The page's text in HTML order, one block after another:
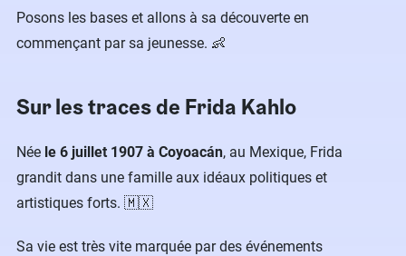
Posons les bases et allons à sa découverte en
commençant par sa jeunesse. 👶
Sur les traces de Frida Kahlo
Née le 6 juillet 1907 à Coyoacán, au Mexique, Frida
grandit dans une famille aux idéaux politiques et
artistiques forts. 🇲🇽
Sa vie est très vite marquée par des événements